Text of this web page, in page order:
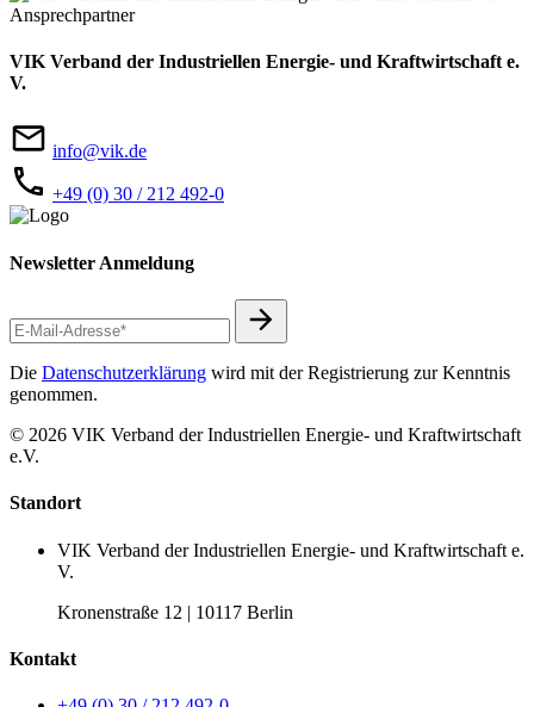
Ansprechpartner
VIK Verband der Industriellen Energie- und Kraftwirtschaft e.
V.
info@vik.de
+49 (0) 30 / 212 492-0
Newsletter Anmeldung
Die Datenschutzerklärung wird mit der Registrierung zur Kenntnis
genommen.
© 2026 VIK Verband der Industriellen Energie- und Kraftwirtschaft
e.V.
Standort
VIK Verband der Industriellen Energie- und Kraftwirtschaft e.
V.
Kronenstraße 12 | 10117 Berlin
Kontakt